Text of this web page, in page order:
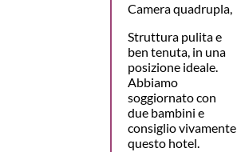
Camera quadrupla,
Struttura pulita e
ben tenuta, in una
posizione ideale.
Abbiamo
soggiornato con
due bambini e
consiglio vivamente
questo hotel.